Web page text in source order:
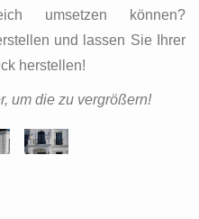
umsetzen können?
und lassen Sie Ihrer
herstellen!
um die zu vergrößern!